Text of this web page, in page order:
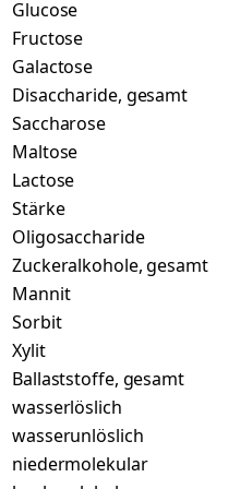
Glucose
Fructose
Galactose
Disaccharide, gesamt
Saccharose
Maltose
Lactose
Stärke
Oligosaccharide
Zuckeralkohole, gesamt
Mannit
Sorbit
Xylit
Ballaststoffe, gesamt
wasserlöslich
wasserunlöslich
niedermolekular